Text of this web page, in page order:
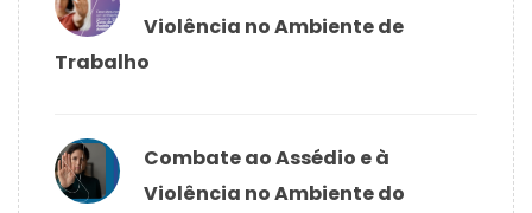
Violência no Ambiente de
Trabalho
Combate ao Assédio e à
Violência no Ambiente do